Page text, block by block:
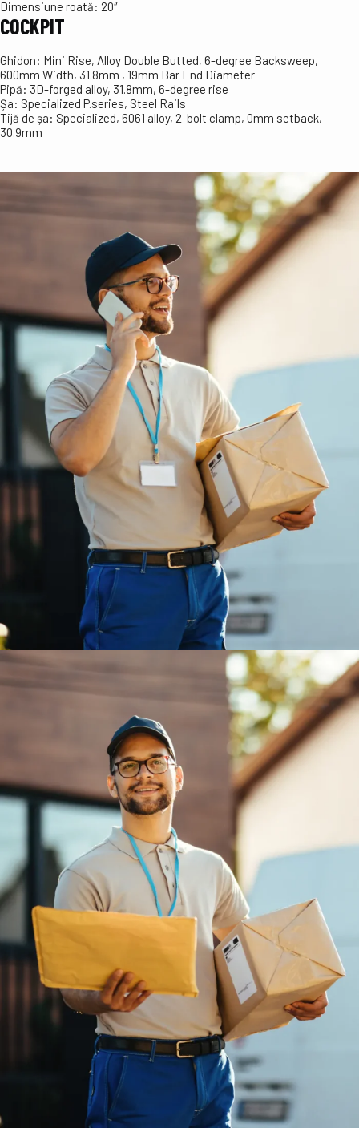
Dimensiune roată: 20″
COCKPIT
Ghidon: Mini Rise, Alloy Double Butted, 6-degree Backsweep,
600mm Width, 31.8mm , 19mm Bar End Diameter
Pipă: 3D-forged alloy, 31.8mm, 6-degree rise
Șa: Specialized P.series, Steel Rails
Tijă de șa: Specialized, 6061 alloy, 2-bolt clamp, 0mm setback,
30.9mm